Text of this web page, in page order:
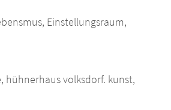
Einstellungsraum,
hühnerhaus volksdorf. kunst,